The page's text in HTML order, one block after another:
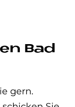
Bad
gern.